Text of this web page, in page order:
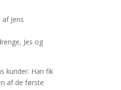
Jens
Jes og
kunder. Han fik
af de første